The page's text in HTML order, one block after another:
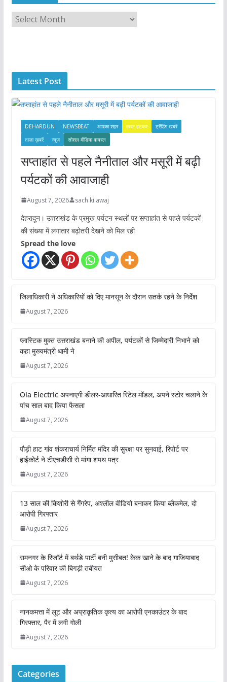
r
e
s
Latest Post
DEHARDUN NEWSBEAT आपका शहर खबर हटकर
ट्रेंडिंग खबरें
ताज़ा ख़बरें
न्यूज़ सोशल मीडिया वायरल
सप्ताहांत से पहले नैनीताल और मसूरी में बढ़ी
पर्यटकों की आवाजाही
August 7, 2026 sach ki awaj
देहरादून। उत्तराखंड के प्रमुख पर्यटन स्थलों पर सप्ताहांत से पहले पर्यटकों
की संख्या में लगातार बढ़ोतरी देखने को मिल रही
Spread the love
जिलाधिकारी ने अधिकारियों को दिए मानसून के दौरान सतर्क रहने के निर्देश
August 7, 2026
प्लास्टिक मुक्त उत्तराखंड बनाने की अपील, पर्यटकों से जिम्मेदारी निभाने को
कहा मुख्यमंत्री धामी ने
August 7, 2026
Ola Electric अपनाएगी डीलर-आधारित रिटेल मॉडल, अपने स्टोर चलाने के
पांच साल बाद किया फैसला
August 7, 2026
पौड़ी हाट गांव शंकराचार्य निर्मित मंदिर की सुरक्षा पर सुनवाई, रिपोर्ट पर
हाईकोर्ट ने टीएचडीसी से मांगा शपथ पत्र
August 7, 2026
13 साल की किशोरी से गैंगरेप, अश्लील वीडियो बनाकर किया ब्लैकमेल, दो
आरोपी गिरफ्तार
August 7, 2026
रामनगर के रिजॉर्ट में बर्थडे पार्टी बनी मुसीबत! केक खाने के बाद गाजियाबाद
सीओ के परिवार की बिगड़ी तबीयत
August 7, 2026
नानकमत्ता में लूट और अप्राकृतिक कृत्य का आरोपी एनकाउंटर के बाद
गिरफ्तार, पैर में लगी गोली
August 7, 2026
Categories